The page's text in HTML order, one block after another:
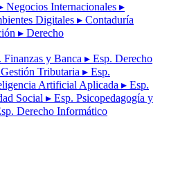
Negocios Internacionales ▸
Digitales ▸ Contaduría
▸ Derecho
Finanzas y Banca ▸ Esp. Derecho
Tributaria ▸ Esp.
Artificial Aplicada ▸ Esp.
Social ▸ Esp. Psicopedagogía y
Derecho Informático